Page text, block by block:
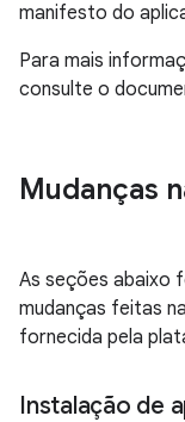
manifesto do
Para mais
consulte o
Mudanças
As seções abaixo
mudanças feitas
fornecida pela
Instalação de